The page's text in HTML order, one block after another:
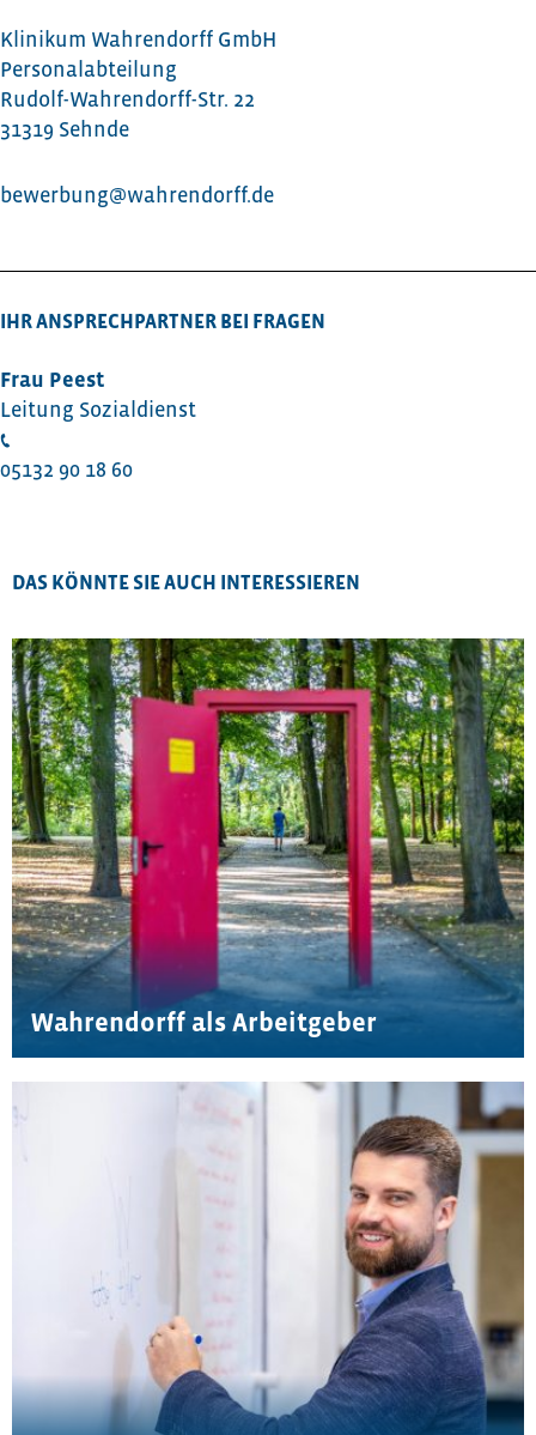
Klinikum Wahrendorff GmbH
Personalabteilung
Rudolf-Wahrendorff-Str. 22
31319 Sehnde
bewerbung@wahrendorff.de
IHR ANSPRECHPARTNER BEI FRAGEN
Frau Peest
Leitung Sozialdienst
05132 90 18 60
DAS KÖNNTE SIE AUCH INTERESSIEREN
Wahrendorff als Arbeitgeber